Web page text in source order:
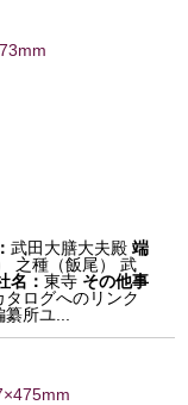
武田大膳大夫殿 端
之種（飯尾） 武
名：東寺 その他事
タログへのリンク
纂所ユ...